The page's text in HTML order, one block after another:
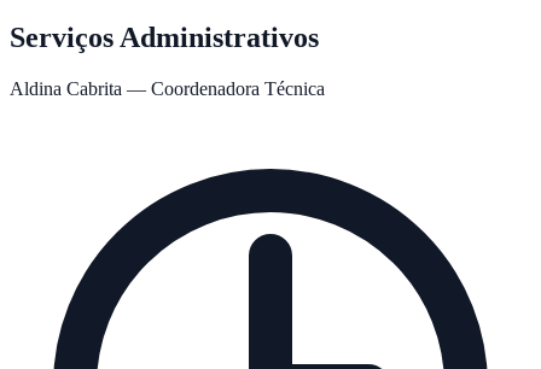
Serviços Administrativos
Aldina Cabrita — Coordenadora Técnica